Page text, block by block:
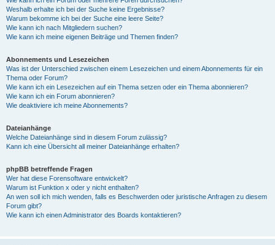
Weshalb erhalte ich bei der Suche keine Ergebnisse?
Warum bekomme ich bei der Suche eine leere Seite?
Wie kann ich nach Mitgliedern suchen?
Wie kann ich meine eigenen Beiträge und Themen finden?
Abonnements und Lesezeichen
Was ist der Unterschied zwischen einem Lesezeichen und einem Abonnements für ein
Thema oder Forum?
Wie kann ich ein Lesezeichen auf ein Thema setzen oder ein Thema abonnieren?
Wie kann ich ein Forum abonnieren?
Wie deaktiviere ich meine Abonnements?
Dateianhänge
Welche Dateianhänge sind in diesem Forum zulässig?
Kann ich eine Übersicht all meiner Dateianhänge erhalten?
phpBB betreffende Fragen
Wer hat diese Forensoftware entwickelt?
Warum ist Funktion x oder y nicht enthalten?
An wen soll ich mich wenden, falls es Beschwerden oder juristische Anfragen zu diesem
Forum gibt?
Wie kann ich einen Administrator des Boards kontaktieren?